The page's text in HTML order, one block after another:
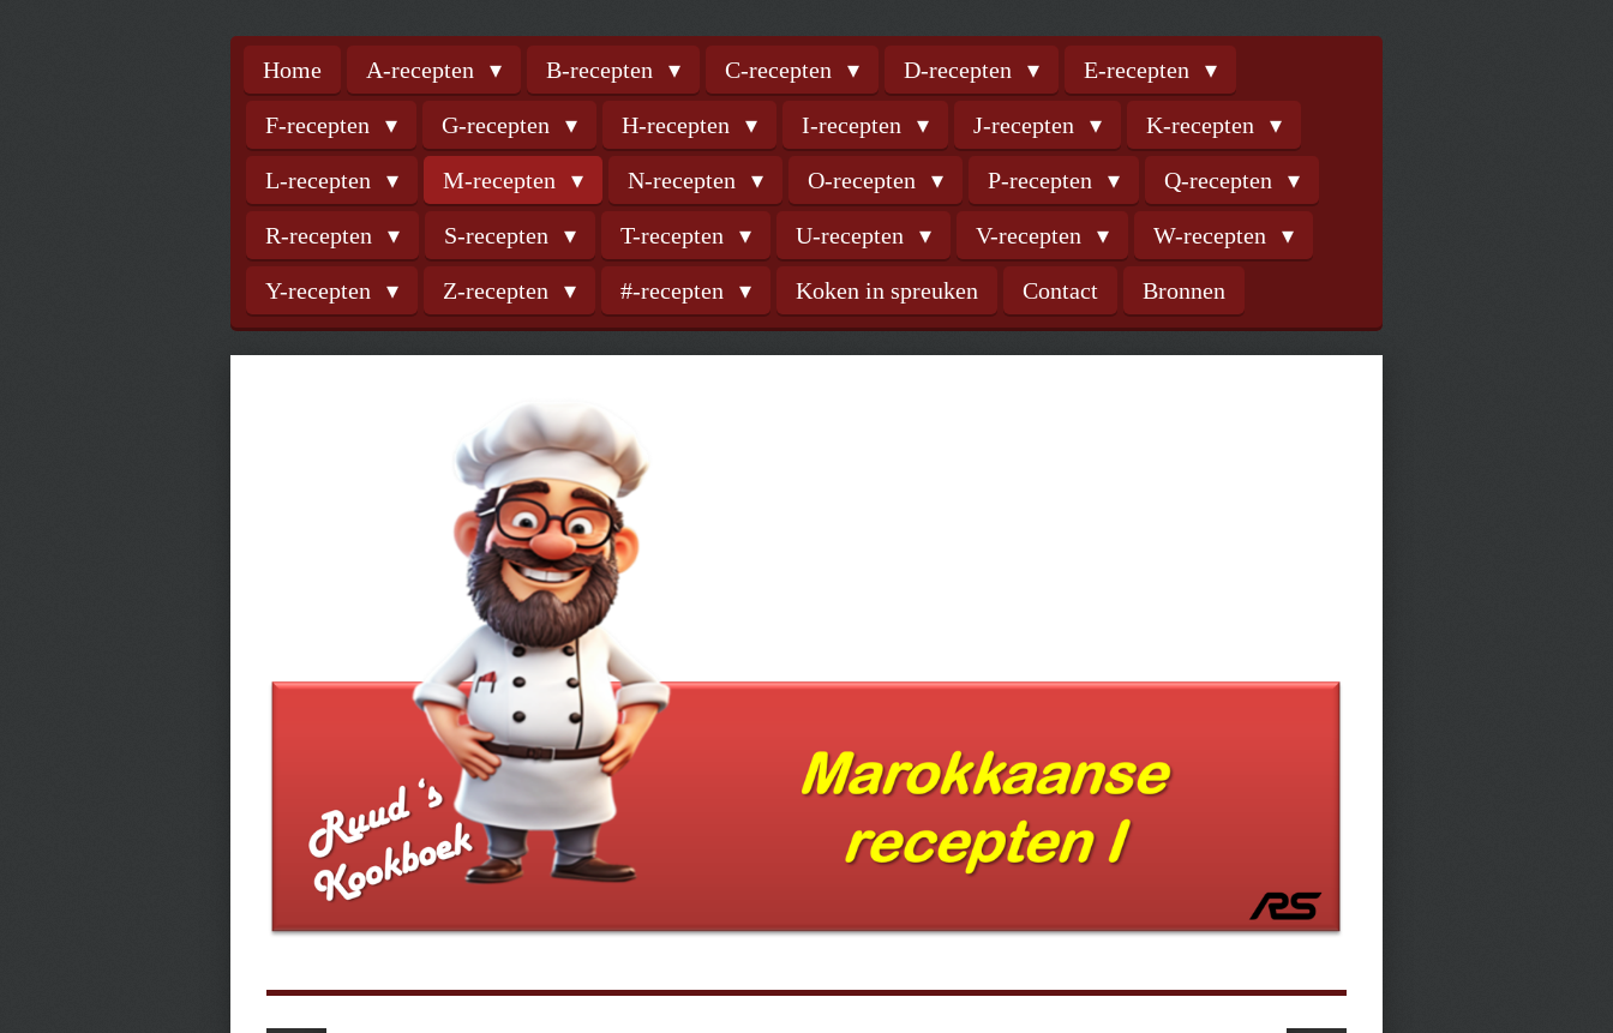
Home A-recepten B-recepten C-recepten D-recepten E-recepten
F-recepten G-recepten H-recepten I-recepten J-recepten K-recepten
L-recepten M-recepten N-recepten O-recepten P-recepten Q-recepten
R-recepten S-recepten T-recepten U-recepten V-recepten W-recepten
Y-recepten Z-recepten #-recepten Koken in spreuken Contact Bronnen